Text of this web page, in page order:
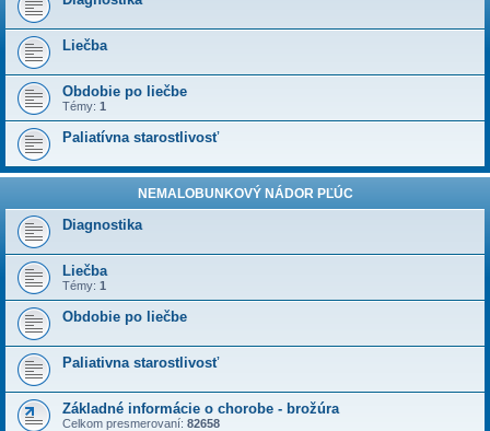
Liečba
Obdobie po liečbe
Témy: 1
Paliatívna starostlivosť
NEMALOBUNKOVÝ NÁDOR PĽÚC
Diagnostika
Liečba
Témy: 1
Obdobie po liečbe
Paliativna starostlivosť
Základné informácie o chorobe - brožúra
Celkom presmerovaní: 82658